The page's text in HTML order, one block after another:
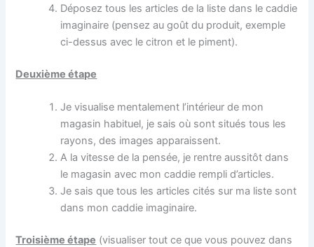
Déposez tous les articles de la liste dans le caddie
imaginaire (pensez au goût du produit, exemple
ci-dessus avec le citron et le piment).
Deuxième étape
Je visualise mentalement l’intérieur de mon
magasin habituel, je sais où sont situés tous les
rayons, des images apparaissent.
A la vitesse de la pensée, je rentre aussitôt dans
le magasin avec mon caddie rempli d’articles.
Je sais que tous les articles cités sur ma liste sont
dans mon caddie imaginaire.
Troisième étape (visualiser tout ce que vous pouvez dans